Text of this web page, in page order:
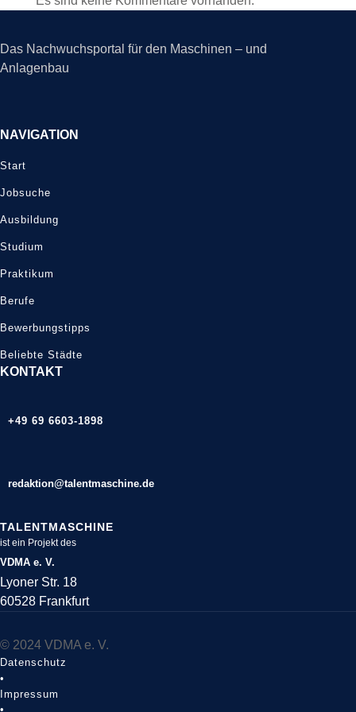
Das Nachwuchsportal für den Maschinen – und
Anlagenbau
NAVIGATION
Start
Jobsuche
Ausbildung
Studium
Praktikum
Berufe
Bewerbungstipps
Beliebte Städte
KONTAKT
+49 69 6603-1898
redaktion@talentmaschine.de
TALENTMASCHINE
ist ein Projekt des
VDMA e. V.
Lyoner Str. 18
60528 Frankfurt
© 2024 VDMA e. V.
Datenschutz
•
Impressum
•